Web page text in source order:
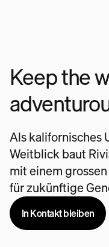
Keep the
Als kalifornisches
Weitblick baut
mit einem
für zukünftige
In Kontakt bleiben